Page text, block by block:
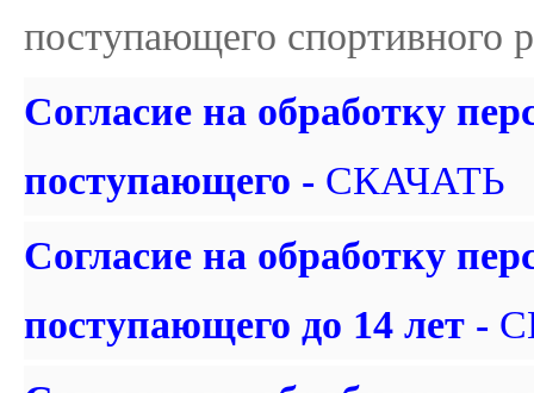
поступающего спортивного
Согласие на обработку
поступающего - СКАЧАТЬ
Согласие на обработку
поступающего до 14 лет -